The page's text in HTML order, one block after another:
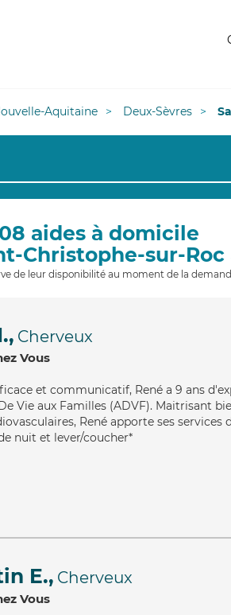
Aquitaine Deux-Sèvres
aides à domicile
Christophe-sur-Roc
de leur disponibilité au moment de la
Cherveux
Vous
et communicatif, René a 9 ans
Vie aux Familles (ADVF). Maitrisant
René apporte ses
nuit et lever/coucher*
E., Cherveux
Vous